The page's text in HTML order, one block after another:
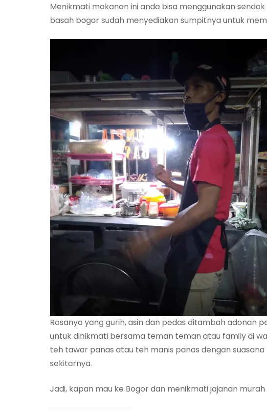
Menikmati makanan ini anda bisa menggunakan
basah bogor sudah menyediakan sumpitnya untuk
Rasanya yang gurih, asin dan pedas ditambah adonan
untuk dinikmati bersama teman teman atau family di
teh tawar panas atau teh manis panas dengan
sekitarnya.
Jadi, kapan mau ke Bogor dan menikmati jajanan murah